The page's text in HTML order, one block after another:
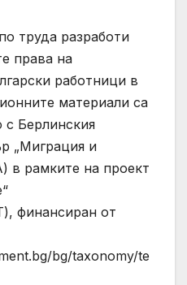
труда разработи
права на
работници в
материали са
с Берлинския
„Миграция и
в рамките на проект
финансиран от
bg/taxonomy/te